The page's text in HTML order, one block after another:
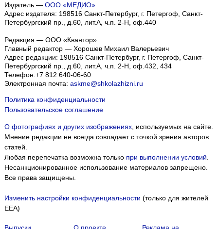
Издатель — ООО «МЕДИО»
Адрес издателя: 198516 Санкт-Петербург, г. Петергоф, Санкт-
Петербургский пр., д.60, лит.А, ч.п. 2-Н, оф.440
Редакция — ООО «Квантор»
Главный редактор — Хорошев Михаил Валерьевич
Адрес редакции: 198516 Санкт-Петербург, г. Петергоф Санкт-
Петербургский пр., д.60, лит.А, ч.п. 2-Н, оф.432, 434
Телефон:+7 812 640-06-60
Электронная почта: askme@shkolazhizni.ru
Политика конфиденциальности
Пользовательское соглашение
О фотографиях и других изображениях, используемых на сайте.
Мнение редакции не всегда совпадает с точкой зрения авторов
статей.
Любая перепечатка возможна только при выполнении условий
Несанкционированное использование материалов запрещено.
Все права защищены.
Изменить настройки конфиденциальности (только для жителей
EEA)